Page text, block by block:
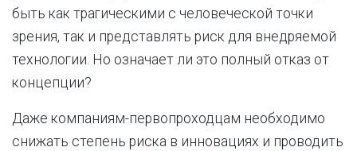
быть как трагическими с человеческой точки
зрения, так и представлять риск для внедряемой
технологии. Но означает ли это полный отказ от
концепции?
Даже компаниям-первопроходцам необходимо
снижать степень риска в инновациях и проводить